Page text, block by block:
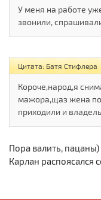
У меня на работе
звонили,
Цитата: Батя Стифлера
Короче,народ,я
мажора,щаз жена
приходили и
Пора валить, пацаны)
Карлан распоясался